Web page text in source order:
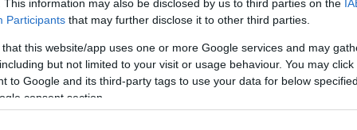
This information may also be disclosed by us to third parties on the
Participants that may further disclose it to other third parties.
that this website/app uses one or more Google services and may
but not limited to your visit or usage behaviour. You may
to Google and its third-party tags to use your data for below
consent section.
W